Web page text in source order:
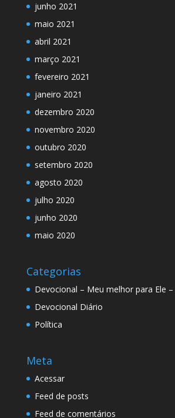
junho 2021
maio 2021
abril 2021
março 2021
fevereiro 2021
janeiro 2021
dezembro 2020
novembro 2020
outubro 2020
setembro 2020
agosto 2020
julho 2020
junho 2020
maio 2020
Categorias
Devocional – Meu melhor para Ele –
Devocional Diário
Política
Meta
Acessar
Feed de posts
Feed de comentários